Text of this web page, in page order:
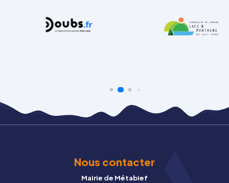
Nous contacter
Mairie de Métabief